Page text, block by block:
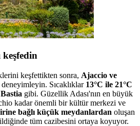
keşfedin
keşfettikten sonra, Ajaccio ve
Sıcaklıklar 13°C ile 21°C
Bastia gibi. Güzellik Adası'nın en büyük
kadar önemli bir kültür merkezi ve
bağlı küçük meydanlardan oluşan
tüm cazibesini ortaya koyuyor.